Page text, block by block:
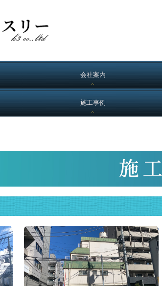
会社案内
施工事例